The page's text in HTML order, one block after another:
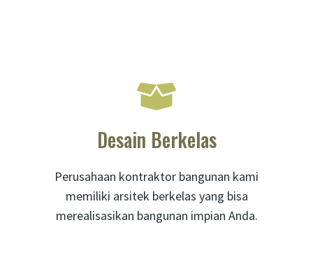
Desain Berkelas
Perusahaan kontraktor bangunan kami
memiliki arsitek berkelas yang bisa
merealisasikan bangunan impian Anda.